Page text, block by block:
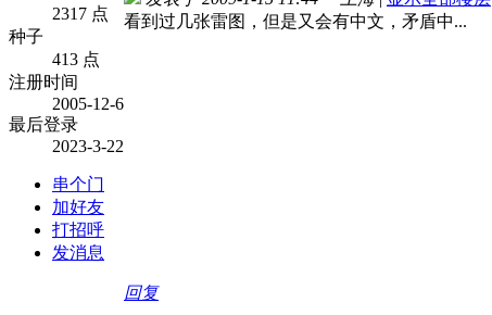
2317 点
种子
413 点
注册时间
2005-12-6
最后登录
2023-3-22
串个门
加好友
打招呼
发消息
看到过几张雷图，但是又会有中文，矛盾中...
回复